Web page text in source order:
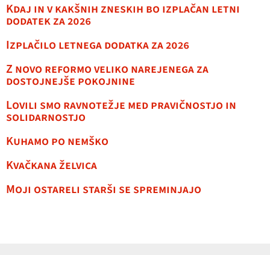
Kdaj in v kakšnih zneskih bo izplačan letni
dodatek za 2026
Izplačilo letnega dodatka za 2026
Z novo reformo veliko narejenega za
dostojnejše pokojnine
Lovili smo ravnotežje med pravičnostjo in
solidarnostjo
Kuhamo po nemško
Kvačkana želvica
Moji ostareli starši se spreminjajo